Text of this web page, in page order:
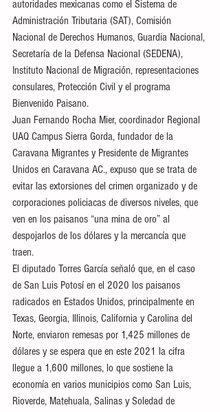
autoridades mexicanas como el Sistema de
Administración Tributaria (SAT), Comisión
Nacional de Derechos Humanos, Guardia Nacional,
Secretaría de la Defensa Nacional (SEDENA),
Instituto Nacional de Migración, representaciones
consulares, Protección Civil y el programa
Bienvenido Paisano.
Juan Fernando Rocha Mier, coordinador Regional
UAQ Campus Sierra Gorda, fundador de la
Caravana Migrantes y Presidente de Migrantes
Unidos en Caravana AC., expuso que se trata de
evitar las extorsiones del crimen organizado y de
corporaciones policiacas de diversos niveles, que
ven en los paisanos “una mina de oro” al
despojarlos de los dólares y la mercancía que
traen.
El diputado Torres García señaló que, en el caso
de San Luis Potosí en el 2020 los paisanos
radicados en Estados Unidos, principalmente en
Texas, Georgia, Illinois, California y Carolina del
Norte, enviaron remesas por 1,425 millones de
dólares y se espera que en este 2021 la cifra
llegue a 1,600 millones, lo que sostiene la
economía en varios municipios como San Luis,
Rioverde, Matehuala, Salinas y Soledad de